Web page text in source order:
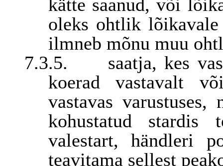
kätte saanud, või
oleks ohtlik
ilmneb mõnu muu
7.3.5.
saatja, kes
koerad vastavalt
vastavas
kohustatud stardis
valestart, händleri
teavitama sellest